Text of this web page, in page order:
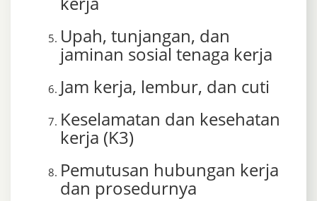
Upah, tunjangan, dan
jaminan sosial tenaga kerja
Jam kerja, lembur, dan cuti
Keselamatan dan kesehatan
kerja (K3)
Pemutusan hubungan kerja
dan prosedurnya